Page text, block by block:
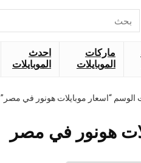
عن:
ماركات
الموبايلات
احدث
الموبايلات
الوسم “اسعار موبايلات هونور في مصر”
هونور في مصر